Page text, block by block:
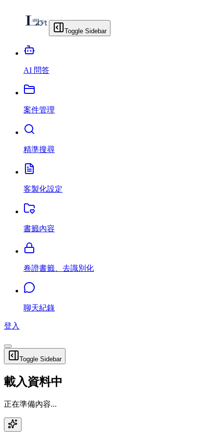
Toggle Sidebar
AI 問答
案件管理
精準搜尋
客製化設定
書籤內容
卷證書籤、去識別化
聊天紀錄
登入
Toggle Sidebar
載入資料中
正在準備內容...